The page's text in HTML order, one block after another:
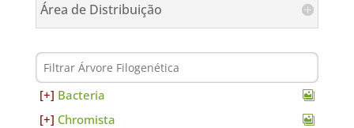
Área de Distribuição
Bacteria
Chromista